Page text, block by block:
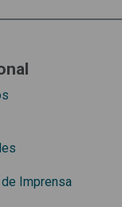
Imprensa